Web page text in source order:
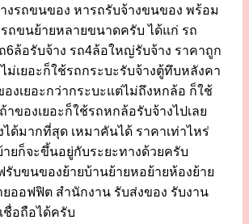
งรถขนของ หารถรับจ้างขนของ พร้อม
ถขนย้ายหลายขนาดครับ ได้แก่ รถ
6ล้อรับจ้าง รถ4ล้อใหญ่รับจ้าง ราคาถูก
เยอะก็ใช้รถกระบะรับจ้างตู้ทึบหลังคา
งเยอะกว่ากระบะแต่ไม่ถึงหกล้อ ก็ใช้
ของเยอะก็ใช้รถหกล้อรับจ้างไปเลย
ด้มากที่สุด เหมาคันได้ ราคาเท่าไหร่
ยก็จะขึ้นอยู่กับระยะทางด้วยครับ
ขนของย้ายบ้านย้ายหอย้ายห้องย้าย
ออฟฟิต สำนักงาน รับส่งของ รับงาน
ชื่อถือได้ครับ